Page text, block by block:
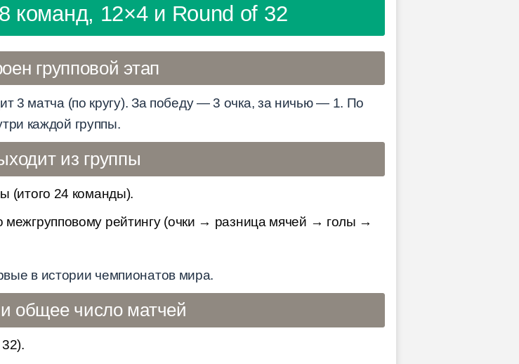
команд, 12×4 и Round of 32
групповой этап
3 матча (по кругу). За победу — 3 очка, за ничью — 1. По
каждой группы.
из группы
(итого 24 команды).
межгрупповому рейтингу (очки → разница мячей → голы →
в истории чемпионатов мира.
общее число матчей